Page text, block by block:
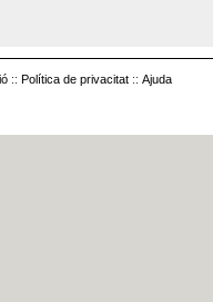
:: Política de privacitat :: Ajuda